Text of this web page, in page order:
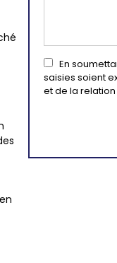
En
saisies soient
et de la